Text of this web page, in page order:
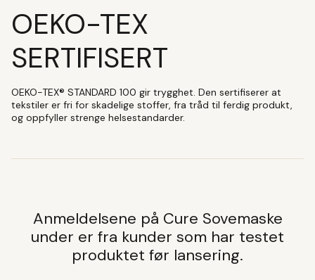
OEKO-TEX
SERTIFISERT
OEKO-TEX® STANDARD 100 gir trygghet. Den sertifiserer at
tekstiler er fri for skadelige stoffer, fra tråd til ferdig produkt,
og oppfyller strenge helsestandarder.
Anmeldelsene på Cure Sovemaske
under er fra kunder som har testet
produktet før lansering.